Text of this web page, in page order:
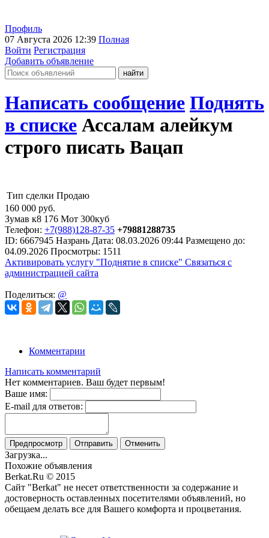
Профиль
07 Августа 2026 12:39 Полная
Войти Регистрация
Добавить объявление
Написать сообщение Поднять
в списке Ассалам алейкум
строго писать Вацап
Тип сделки Продаю
160 000 руб.
Зумав к8 176 Мот 300куб
Телефон: +7(988)128-87-35 +79881288735
ID: 6667945 Назрань Дата: 08.03.2026 09:44 Размещено до:
04.09.2026 Просмотры: 1511
Активировать услугу "Поднятие в списке" Связаться с
администрацией сайта
Поделиться: @
Комментарии
Написать комментарий
Нет комментариев. Ваш будет первым!
Ваше имя:
E-mail для ответов:
Предпросмотр Отправить Отменить
Загрузка...
Похожие объявления
Berkat.Ru © 2015
Сайт "Berkat" не несет ответственности за содержание и
достоверность оставленных посетителями объявлений, но
обещаем делать все для Вашего комфорта и процветания.